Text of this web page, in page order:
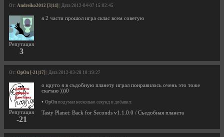
От: Andreiko2012 [3|14] | Дата 2012-04-07 15:02:45
Репутация
3
я 2 части прошол игра склас всем советую
От: OpOn [-21|17] | Дата 2012-03-28 10:19:27
Репутация
-21
о круто я в съдобную планету играл понравилось очень это тоже
скачаю )))0
• OpOn подумал несколько секунд и добавил:
Tasty Planet: Back for Seconds v1.1.0.0 / Съедобная планета